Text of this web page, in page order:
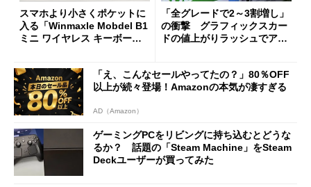
スマホより小さくポケットに
入る「Winmaxle Mobdel B1
ミニ ワイヤレス キーボー
「全グレードで2～3割増し」
の衝撃 グラフィックスカー
ドの値上がりラッシュでアキ
「え、こんなセールやってたの？」80％OFF
以上が続々登場！Amazonの本気が凄すぎる
AD（Amazon）
ゲーミングPCをリビングに持ち込むとどうな
るか？ 話題の「Steam Machine」をSteam
Deckユーザーが買ってみた